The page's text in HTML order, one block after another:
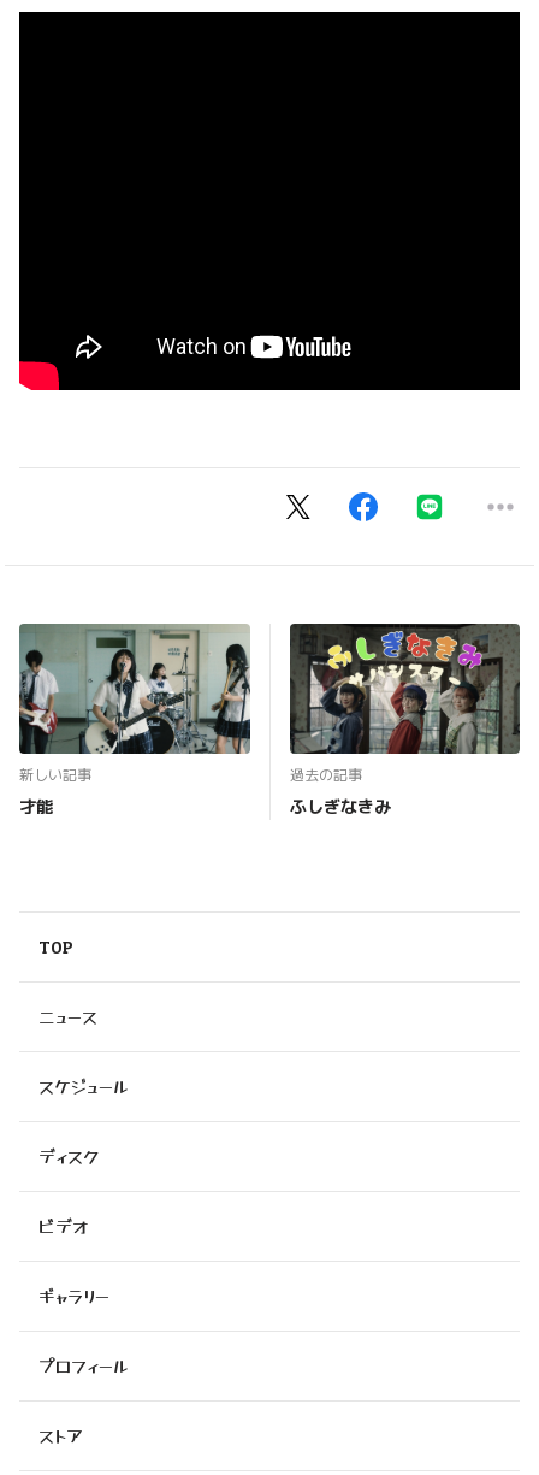
新しい記事
才能
過去の記事
ふしぎなきみ
TOP
ニュース
スケジュール
ディスク
ビデオ
ギャラリー
プロフィール
ストア